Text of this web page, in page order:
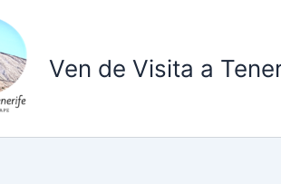
Ven de Visita a